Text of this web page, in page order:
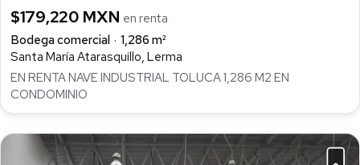
$179,220 MXN en renta
Bodega comercial
1,286 m²
Santa María Atarasquillo, Lerma
EN RENTA NAVE INDUSTRIAL TOLUCA 1,286 M2 EN
CONDOMINIO